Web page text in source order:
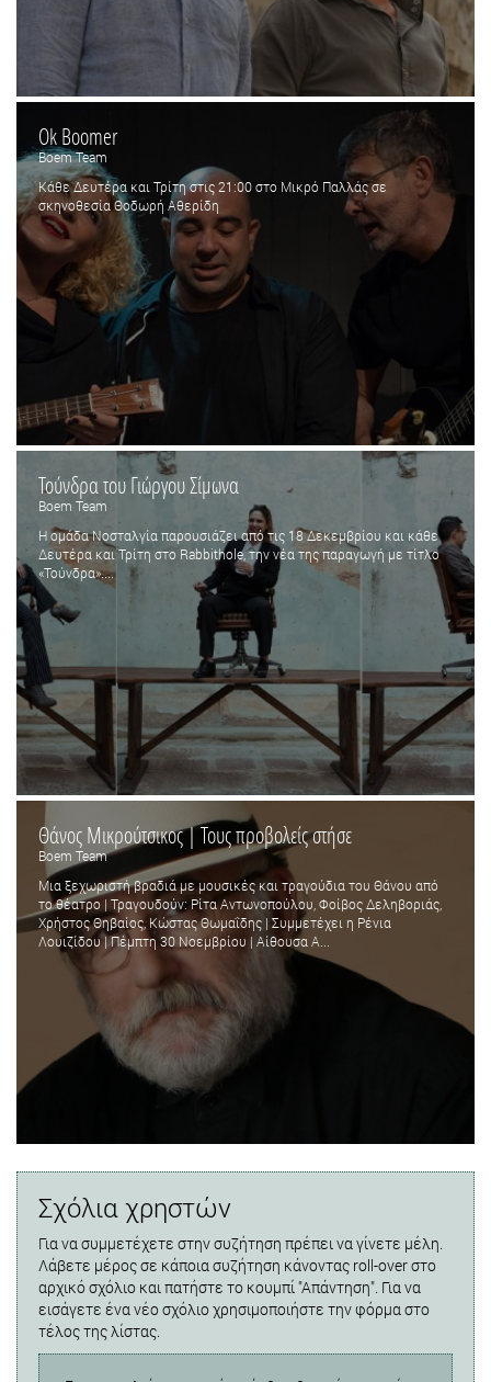
Ok Boomer
Boem Team
Κάθε Δευτέρα και Τρίτη στις 21:00 στο Μικρό Παλλάς σε
σκηνοθεσία Θοδωρή Αθερίδη
Τούνδρα του Γιώργου Σίμωνα
Boem Team
Η ομάδα Νοσταλγία παρουσιάζει από τις 18 Δεκεμβρίου και κάθε
Δευτέρα και Τρίτη στο Rabbithole, την νέα της παραγωγή με τίτλο
«Τούνδρα»....
Θάνος Μικρούτσικος | Τους προβολείς στήσε
Boem Team
Μια ξεχωριστή βραδιά με μουσικές και τραγούδια του Θάνου από
το θέατρο | Τραγουδούν: Ρίτα Αντωνοπούλου, Φοίβος Δεληβοριάς,
Χρήστος Θηβαίος, Κώστας Θωμαΐδης | Συμμετέχει η Ρένια
Λουιζίδου | Πέμπτη 30 Νοεμβρίου | Αίθουσα Α...
Σχόλια χρηστών
Για να συμμετέχετε στην συζήτηση πρέπει να γίνετε μέλη.
Λάβετε μέρος σε κάποια συζήτηση κάνοντας roll-over στο
αρχικό σχόλιο και πατήστε το κουμπί "Απάντηση". Για να
εισάγετε ένα νέο σχόλιο χρησιμοποιήστε την φόρμα στο
τέλος της λίστας.